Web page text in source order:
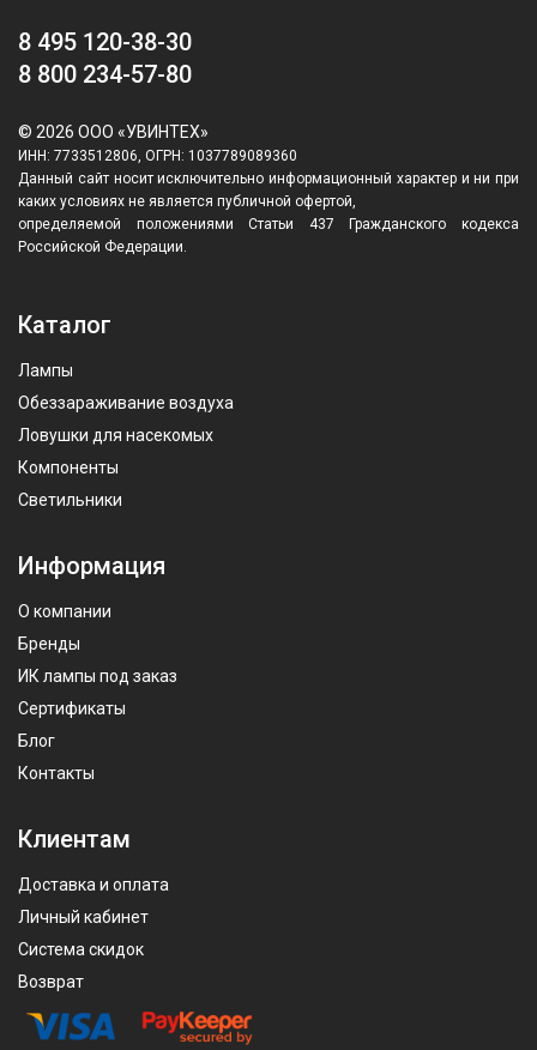
8 495 120-38-30
8 800 234-57-80
© 2026 ООО «УВИНТЕХ»
ИНН: 7733512806, ОГРН: 1037789089360
Данный сайт носит исключительно информационный характер и ни при
каких условиях не является публичной офертой,
определяемой положениями Статьи 437 Гражданского кодекса
Российской Федерации.
Каталог
Лампы
Обеззараживание воздуха
Ловушки для насекомых
Компоненты
Светильники
Информация
О компании
Бренды
ИК лампы под заказ
Сертификаты
Блог
Контакты
Клиентам
Доставка и оплата
Личный кабинет
Система скидок
Возврат